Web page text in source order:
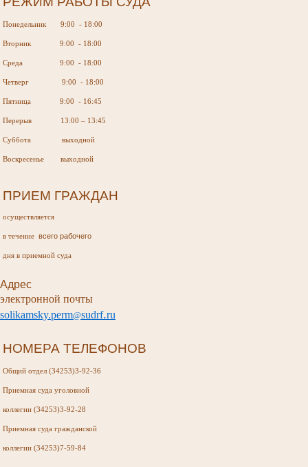
Понедельник 9:00 - 18:00
Вторник 9:00 - 18:00
Среда 9:00 - 18:00
Четверг 9:00 - 18:00
Пятница 9:00 - 16:45
Перерыв 13:00 – 13:45
Суббота выходной
Воскресенье выходной
ПРИЕМ ГРАЖДАН
осуществляется
в течение всего рабочего
дня в приемной суда
Адрес
электронной почты
solikamsky.perm@sudrf.ru
НОМЕРА ТЕЛЕФОНОВ
Общий отдел (34253)3-92-36
Приемная суда уголовной
коллегии (34253)3-92-28
Приемная суда гражданской
коллегии (34253)7-59-84